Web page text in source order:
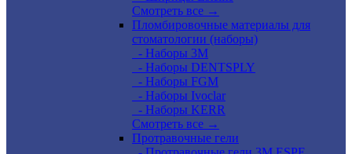
Смотреть все →
Пломбировочные материалы для
стоматологии (наборы)
- Наборы 3М
- Наборы DENTSPLY
- Наборы FGM
- Наборы Ivoclar
- Наборы KERR
Смотреть все →
Протравочные гели